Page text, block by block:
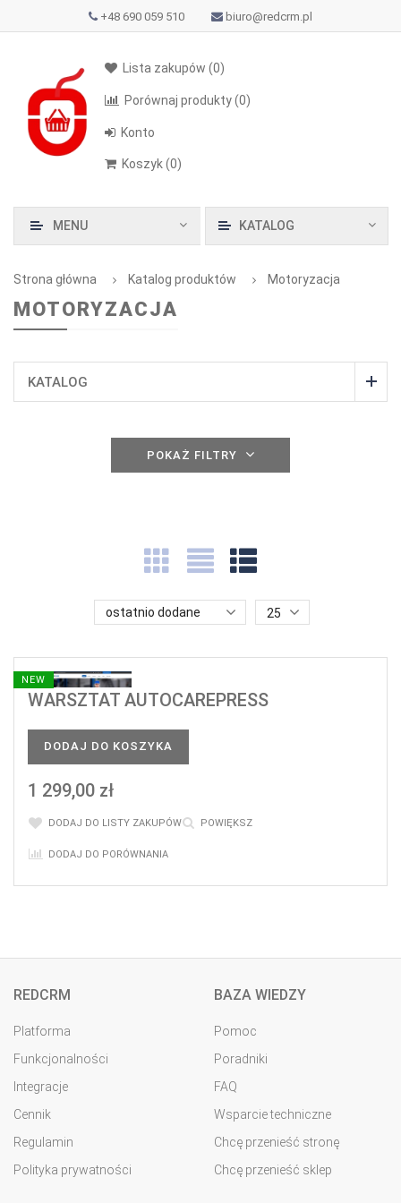
+48 690 059 510 biuro@redcrm.pl
Lista zakupów (0)
Porównaj produkty(0)
Konto
Koszyk(0)
KATALOG
MENU
Strona główna Katalog produktów Motoryzacja
MOTORYZACJA
KATALOG
POKAŻ FILTRY
ostatnio dodane 25
WARSZTAT AUTOCAREPRESS
DODAJ DO KOSZYKA
1 299,00 zł
DODAJ DO LISTY ZAKUPÓW POWIĘKSZ
DODAJ DO PORÓWNANIA
NEW
REDCRM
Platforma
Funkcjonalności
Integracje
Cennik
Regulamin
Polityka prywatności
BAZA WIEDZY
Pomoc
Poradniki
FAQ
Wsparcie techniczne
Chcę przenieść stronę
Chcę przenieść sklep